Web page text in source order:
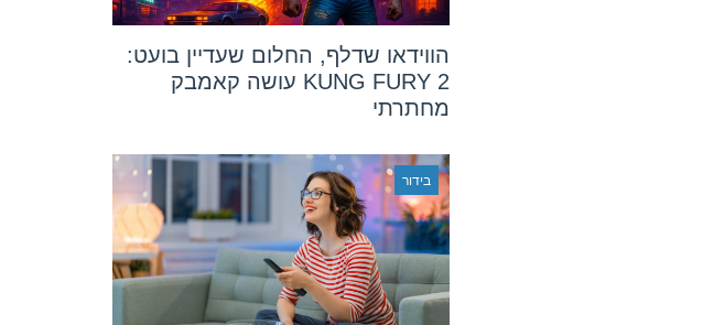
הווידאו שדלף, החלום שעדיין בועט:
KUNG FURY 2 עושה קאמבק
מחתרתי
בידור